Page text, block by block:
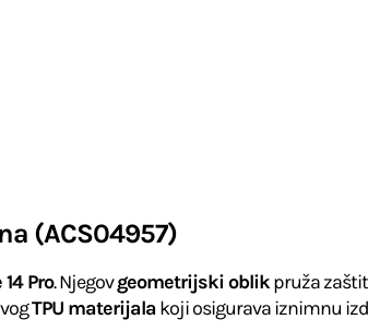
(ACS04957)
Pro. Njegovgeometrijski oblikpruža
TPU materijalakoji osigurava iznimnu